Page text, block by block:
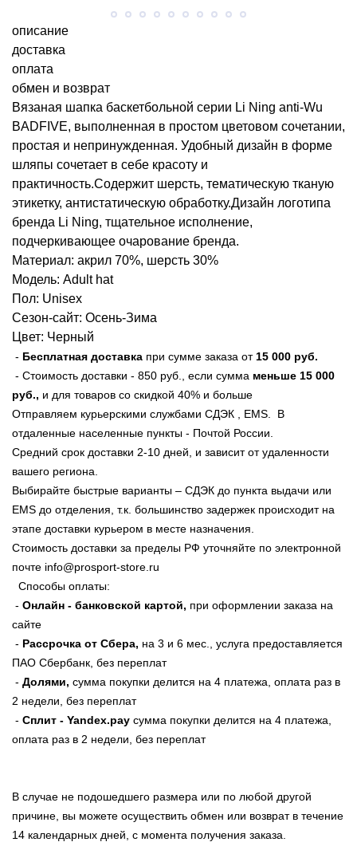
описание
доставка
оплата
обмен и возврат
Вязаная шапка баскетбольной серии Li Ning anti-Wu
BADFIVE, выполненная в простом цветовом сочетании,
простая и непринужденная. Удобный дизайн в форме
шляпы сочетает в себе красоту и
практичность.Содержит шерсть, тематическую тканую
этикетку, антистатическую обработку.Дизайн логотипа
бренда Li Ning, тщательное исполнение,
подчеркивающее очарование бренда.
Материал: акрил 70%, шерсть 30%
Модель: Adult hat
Пол: Unisex
Сезон-сайт: Осень-Зима
Цвет: Черный
- Бесплатная доставка при сумме заказа от15 000 руб.
- Стоимость доставки - 850 руб., если сумма меньше 15 000
руб., и для товаров со скидкой 40% и больше
Отправляем курьерскими службами СДЭК , EMS. В
отдаленные населенные пункты - Почтой России.
Средний срок доставки 2-10 дней, и зависит от удаленности
вашего региона.
Выбирайте быстрые варианты – СДЭК до пункта выдачи или
EMS до отделения, т.к. большинство задержек происходит на
этапе доставки курьером в месте назначения.
Стоимость доставки за пределы РФ уточняйте по электронной
почте info@prosport-store.ru
Способы оплаты:
- Онлайн - банковской картой, при оформлении заказа на
сайте
- Рассрочка от Сбера, на 3 и 6 мес., услуга предоставляется
ПАО Сбербанк, без переплат
- Долями, сумма покупки делится на 4 платежа, оплата раз в
2 недели, без переплат
- Сплит - Yandex.pay сумма покупки делится на 4 платежа,
оплата раз в 2 недели, без переплат
В случае не подошедшего размера или по любой другой
причине, вы можете осуществить обмен или возврат в течение
14 календарных дней, с момента получения заказа.